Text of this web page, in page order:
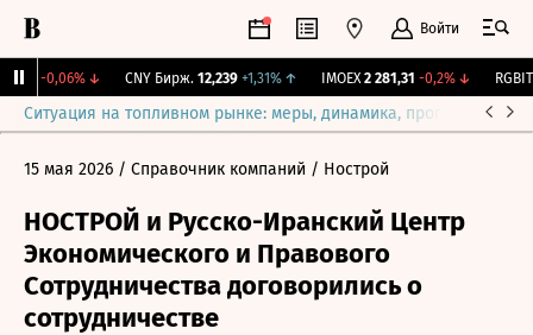
Войти
-0,06%↓ CNY Бирж. 12,239 +1,31% ↑ IMOEX 2 281,31 -0,2%↓ RGBITR
Ситуация на топливном рынке: меры, динамика, прогнозы
15 мая 2026 / Справочник компаний / Нострой
НОСТРОЙ и Русско-Иранский Центр
Экономического и Правового
Сотрудничества договорились о
сотрудничестве